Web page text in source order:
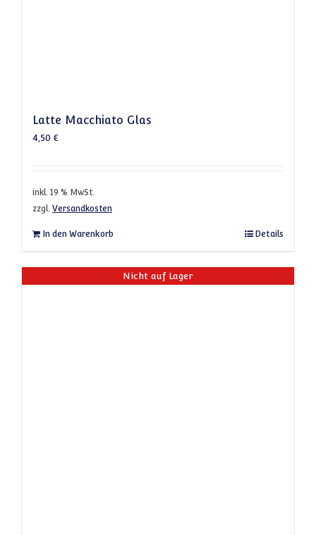
Latte Macchiato Glas
4,50 €
inkl. 19 % MwSt.
zzgl. Versandkosten
In den Warenkorb Details
Nicht auf Lager